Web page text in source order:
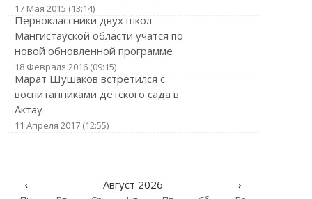
17 Мая 2015 (13:14)
Первоклассники двух школ
Мангистауской области учатся по
новой обновленной программе
18 Февраля 2016 (09:15)
Марат Шушаков встретился с
воспитанниками детского сада в
Актау
11 Апреля 2017 (12:55)
‹ Август 2026 ›